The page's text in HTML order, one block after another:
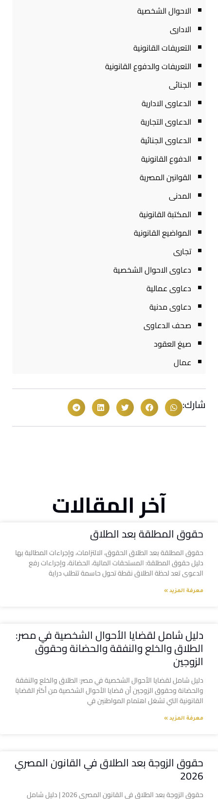
الاحوال الشخصية
الادارى
التعريفات القانونية
التعريفات والدفوع القانونية
الجنائى
الدعاوى الادارية
الدعاوى التجارية
الدعاوى الجنائية
الدفوع القانونية
القوانين المصرية
المدنى
المكتبة القانونية
المواضيع القانونية
تجارى
دعاوى الاحوال الشخصية
دعاوى عمالية
دعاوى مدنية
صحف الدعاوى
صيغ العقود
عمال
شارك:
آخر المقالات
حقوق المطلقة بعد الطلاق
حقوق المطلقة بعد الطلاق الحقوق، الالتزامات، وإجراءات المطالبة بها
دليل حقوق المطلقة: المستحقات المالية، الحضانة، وإجراءات رفع
الدعوى تعد لحظة الطلاق نقطة تحول حاسمة تتطلب دراية
معرفة المزيد »
دليل شامل لقضايا الأحوال الشخصية في مصر:
الطلاق والخلع والنفقة والحضانة وحقوق
الزوجين
دليل شامل لقضايا الأحوال الشخصية في مصر: الطلاق والخلع والنفقة
والحضانة وحقوق الزوجين أن قضايا الأحوال الشخصية من أكثر القضايا
القانونية التي تشغل اهتمام المواطنين في
معرفة المزيد »
حقوق الزوجة بعد الطلاق في القانون المصري
2026
حقوق الزوجة بعد الطلاق في القانون المصري 2026 | دليل شامل